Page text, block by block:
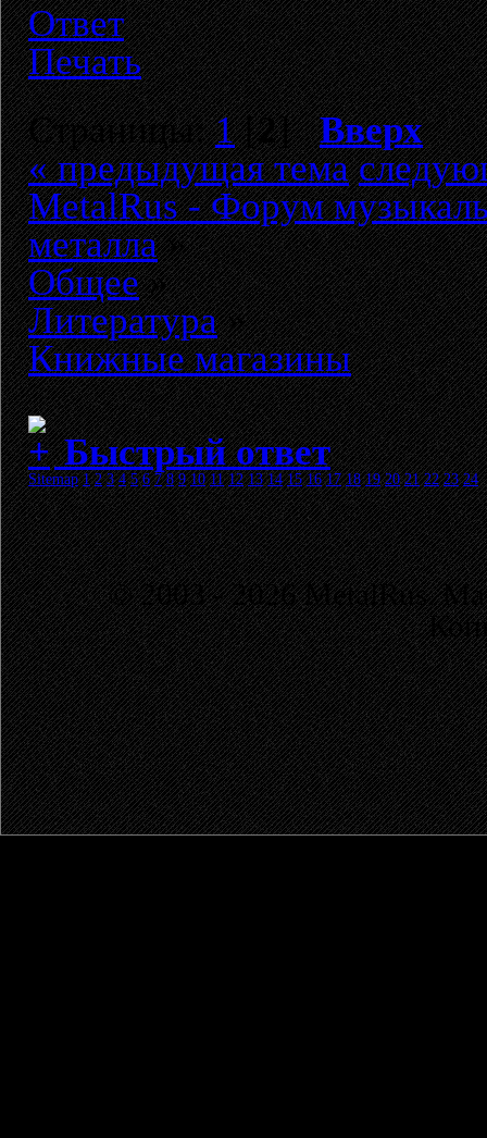
Ответ
Печать
Страницы:1[2]Вверх
« предыдущая тема
MetalRus - Форум
металла»
Общее»
Литература»
Книжные магазины
Быстрый ответ
Sitemap 1 2 3 4 5 6 7 8 9 10 11 12 13 14 15 16 17 18 19 20 21 22 23 24
© 2003 - 2026 MetalRus.